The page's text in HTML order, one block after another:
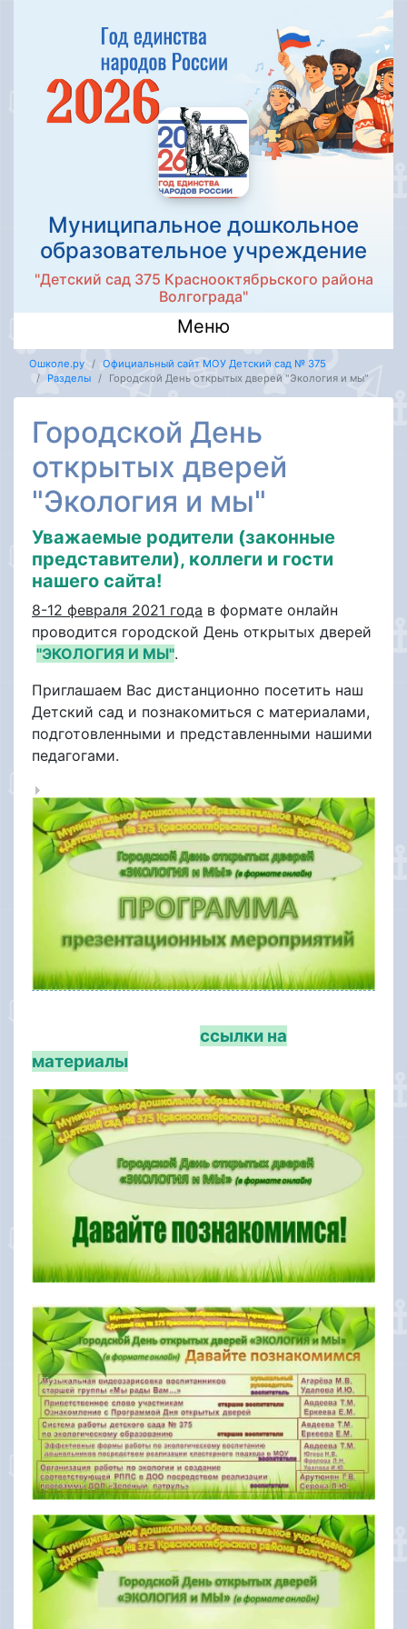
Муниципальное дошкольное
образовательное учреждение
"Детский сад 375 Краснооктябрьского района
Волгограда"
Меню
Ошколе.ру
Официальный сайт МОУ Детский сад № 375
Разделы
Городской День открытых дверей "Экология и мы"
Городской День
открытых дверей
"Экология и мы"
Уважаемые родители (законные
представители), коллеги и гости
нашего сайта!
8-12 февраля 2021 года в формате онлайн
проводится городской День открытых дверей
"ЭКОЛОГИЯ И МЫ".
Приглашаем Вас дистанционно посетить наш
Детский сад и познакомиться с материалами,
подготовленными и представленными нашими
педагогами.
ссылки на
материалы